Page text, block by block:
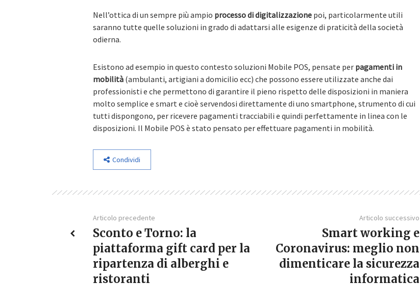
Nell’ottica di un sempre più ampio processo di digitalizzazione poi, particolarmente utili
saranno tutte quelle soluzioni in grado di adattarsi alle esigenze di praticità della società
odierna.
Esistono ad esempio in questo contesto soluzioni Mobile POS, pensate per pagamenti in
mobilità (ambulanti, artigiani a domicilio ecc) che possono essere utilizzate anche dai
professionisti e che permettono di garantire il pieno rispetto delle disposizioni in maniera
molto semplice e smart e cioè servendosi direttamente di uno smartphone, strumento di cui
tutti dispongono, per ricevere pagamenti tracciabili e quindi perfettamente in linea con le
disposizioni. Il Mobile POS è stato pensato per effettuare pagamenti in mobilità.
Condividi
Articolo precedente
Sconto e Torno: la
piattaforma gift card per la
ripartenza di alberghi e
ristoranti
Articolo successivo
Smart working e
Coronavirus: meglio non
dimenticare la sicurezza
informatica